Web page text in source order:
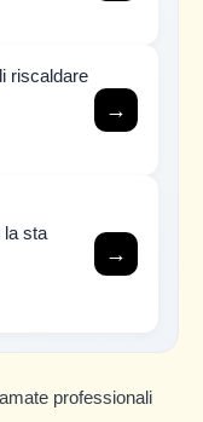
riscaldare
→
la sta
→
professionali